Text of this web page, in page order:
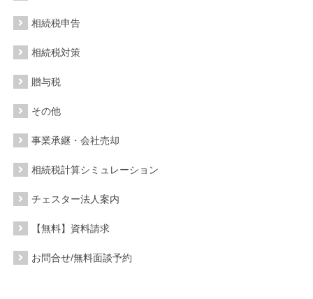
相続税申告
相続税対策
贈与税
その他
事業承継・会社売却
相続税計算シミュレーション
チェスター法人案内
【無料】資料請求
お問合せ/無料面談予約